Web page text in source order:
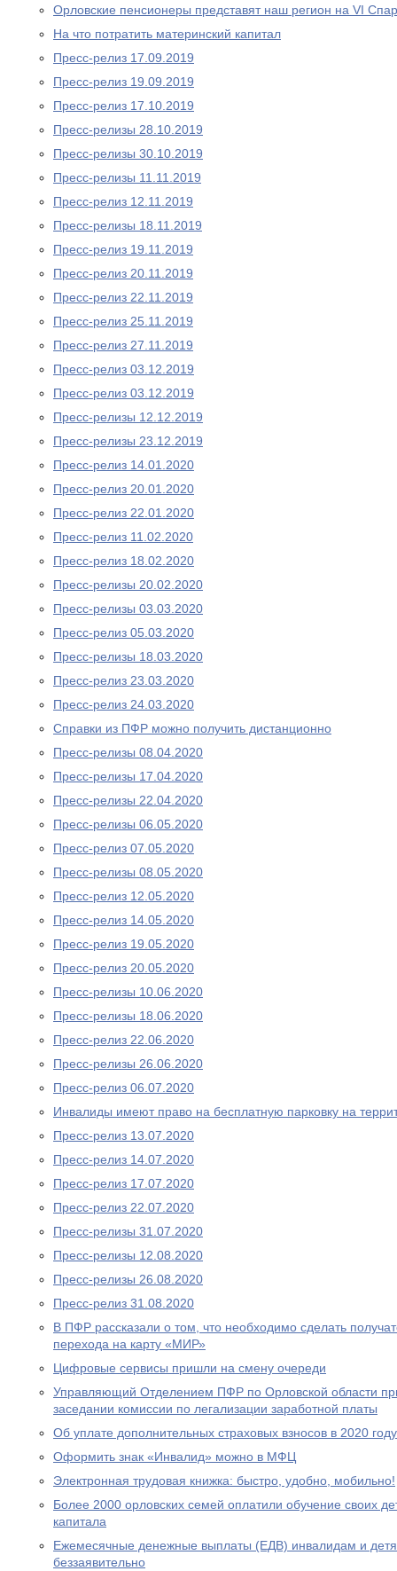
Орловские пенсионеры представят наш регион на VI
На что потратить материнский капитал
Пресс-релиз 17.09.2019
Пресс-релиз 19.09.2019
Пресс-релиз 17.10.2019
Пресс-релизы 28.10.2019
Пресс-релизы 30.10.2019
Пресс-релизы 11.11.2019
Пресс-релиз 12.11.2019
Пресс-релизы 18.11.2019
Пресс-релиз 19.11.2019
Пресс-релиз 20.11.2019
Пресс-релиз 22.11.2019
Пресс-релиз 25.11.2019
Пресс-релиз 27.11.2019
Пресс-релиз 03.12.2019
Пресс-релиз 03.12.2019
Пресс-релизы 12.12.2019
Пресс-релизы 23.12.2019
Пресс-релиз 14.01.2020
Пресс-релиз 20.01.2020
Пресс-релиз 22.01.2020
Пресс-релиз 11.02.2020
Пресс-релиз 18.02.2020
Пресс-релизы 20.02.2020
Пресс-релизы 03.03.2020
Пресс-релиз 05.03.2020
Пресс-релизы 18.03.2020
Пресс-релиз 23.03.2020
Пресс-релиз 24.03.2020
Справки из ПФР можно получить дистанционно
Пресс-релизы 08.04.2020
Пресс-релизы 17.04.2020
Пресс-релизы 22.04.2020
Пресс-релизы 06.05.2020
Пресс-релиз 07.05.2020
Пресс-релизы 08.05.2020
Пресс-релиз 12.05.2020
Пресс-релиз 14.05.2020
Пресс-релиз 19.05.2020
Пресс-релиз 20.05.2020
Пресс-релизы 10.06.2020
Пресс-релизы 18.06.2020
Пресс-релиз 22.06.2020
Пресс-релизы 26.06.2020
Пресс-релиз 06.07.2020
Инвалиды имеют право на бесплатную парковку на
Пресс-релиз 13.07.2020
Пресс-релиз 14.07.2020
Пресс-релиз 17.07.2020
Пресс-релиз 22.07.2020
Пресс-релизы 31.07.2020
Пресс-релизы 12.08.2020
Пресс-релизы 26.08.2020
Пресс-релиз 31.08.2020
В ПФР рассказали о том, что необходимо сделать
перехода на карту «МИР»
Цифровые сервисы пришли на смену очереди
Управляющий Отделением ПФР по Орловской области
заседании комиссии по легализации заработной платы
Об уплате дополнительных страховых взносов в 2020 году
Оформить знак «Инвалид» можно в МФЦ
Электронная трудовая книжка: быстро, удобно, мобильно!
Более 2000 орловских семей оплатили обучение своих
капитала
Ежемесячные денежные выплаты (ЕДВ) инвалидам и
беззаявительно